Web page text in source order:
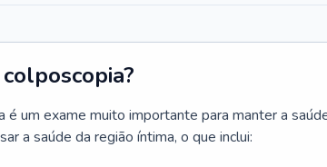
é um exame muito importante para manter a
a saúde da região íntima, o que inclui: